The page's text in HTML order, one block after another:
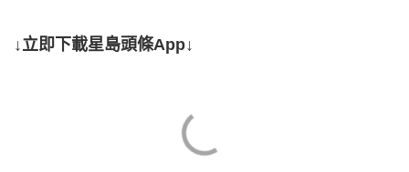
↓立即下載星島頭條App↓